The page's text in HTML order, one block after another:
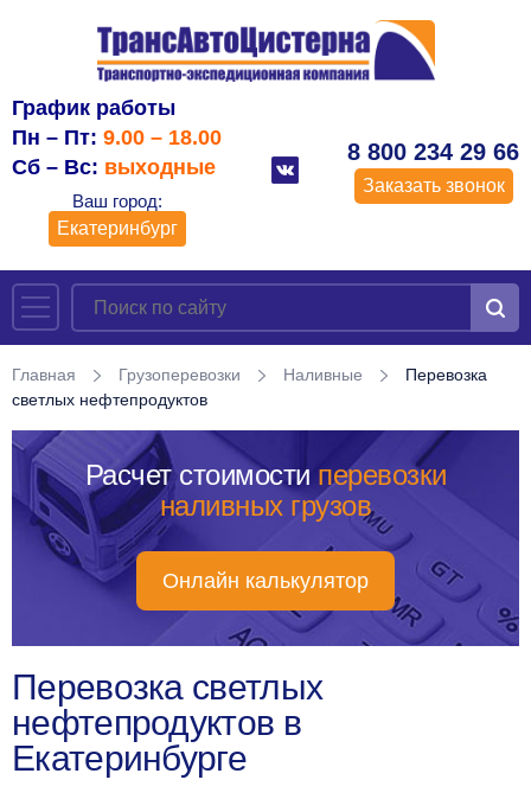
График работы
Пн – Пт: 9.00 – 18.00
Сб – Вс: выходные
Ваш город:
Екатеринбург
8 800 234 29 66
Заказать звонок
Главная Грузоперевозки Наливные
Перевозка
светлых нефтепродуктов
Расчет стоимости перевозки
наливных грузов
Онлайн калькулятор
Перевозка светлых
нефтепродуктов в
Екатеринбурге